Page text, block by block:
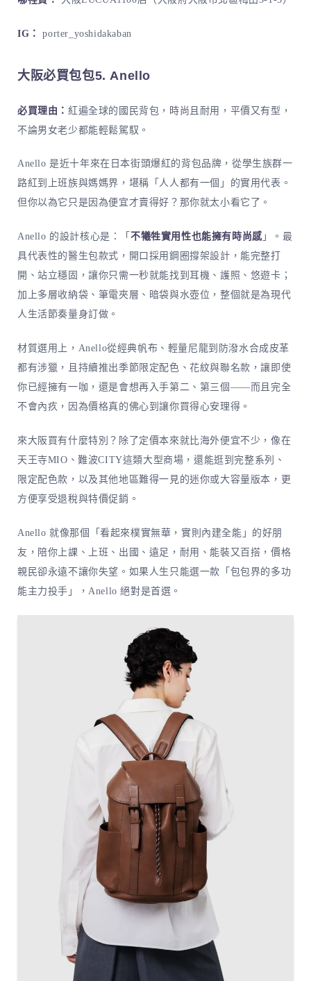
IG： porter_yoshidakaban
大阪必買包包5. Anello
必買理由： 紅遍全球的國民背包，時尚且耐用，平價又有型，
不論男女老少都能輕鬆駕馭。
Anello 是近十年來在日本街頭爆紅的背包品牌，從學生族群一
路紅到上班族與媽媽界，堪稱「人人都有一個」的實用代表。
但你以為它只是因為便宜才賣得好？那你就太小看它了。
Anello 的設計核心是：「 不犧牲實用性也能擁有時尚感」。最
具代表性的醫生包款式，開口採用鋼圈撐架設計，能完整打
開、站立穩固，讓你只需一秒就能找到耳機、護照、悠遊卡；
加上多層收納袋、筆電夾層、暗袋與水壺位，整個就是為現代
人生活節奏量身訂做。
材質選用上，Anello從經典帆布、輕量尼龍到防潑水合成皮革
都有涉獵，且持續推出季節限定配色、花紋與聯名款，讓即使
你已經擁有一咖，還是會想再入手第二、第三個——而且完全
不會內疚，因為價格真的佛心到讓你買得心安理得。
來大阪買有什麼特別？除了定價本來就比海外便宜不少，像在
天王寺MIO、難波CITY這類大型商場，還能逛到完整系列、
限定配色款，以及其他地區難得一見的迷你或大容量版本，更
方便享受退稅與特價促銷。
Anello 就像那個「看起來樸實無華，實則內建全能」的好朋
友，陪你上課、上班、出國、遠足，耐用、能裝又百搭，價格
親民卻永遠不讓你失望。如果人生只能選一款「包包界的多功
能主力投手」，Anello 絕對是首選。